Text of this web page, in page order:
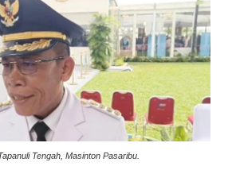
Tengah, Masinton Pasaribu.